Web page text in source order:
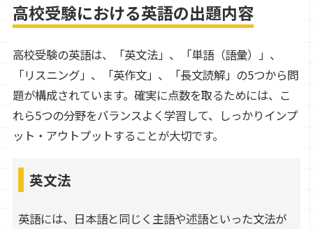
高校受験における英語の出題内容
高校受験の英語は、「英文法」、「単語（語彙）」、
「リスニング」、「英作文」、「長文読解」の5つから問
題が構成されています。確実に点数を取るためには、こ
れら5つの分野をバランスよく学習して、しっかりインプ
ット・アウトプットすることが大切です。
英文法
英語には、日本語と同じく主語や述語といった文法が